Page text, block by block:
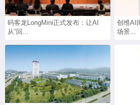
码客龙LongMini正式发布：让AI
从“回...
创维AI
场景...